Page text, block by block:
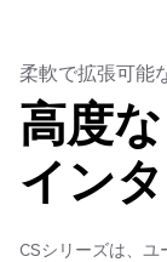
柔軟で拡張可能
高度
イン
CSシリーズは、